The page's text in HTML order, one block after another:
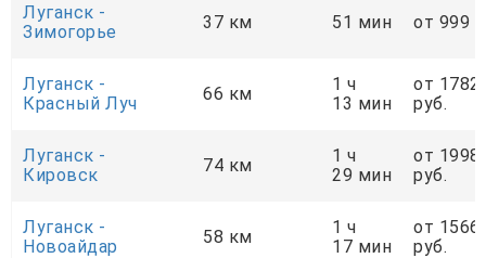
Луганск -
Зимогорье
37 км 51 мин от 999
Луганск -
Красный Луч
66 км
1 ч
13 мин
от 1782
руб.
Луганск -
Кировск
74 км
1 ч
29 мин
от 1998
руб.
Луганск -
Новоайдар
58 км
1 ч
17 мин
от 1566
руб.